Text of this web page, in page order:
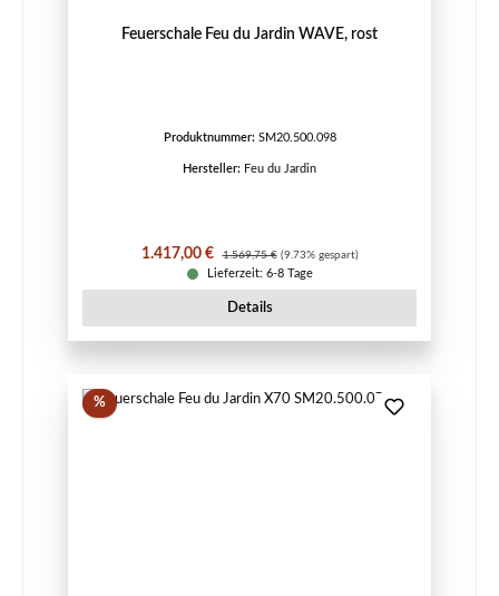
Feuerschale Feu du Jardin WAVE, rost
Produktnummer: SM20.500.098
Hersteller: Feu du Jardin
Verkaufspreis:
1.417,00 € Regulärer Preis:
1.569,75 € (9.73% gespart)
Lieferzeit: 6-8 Tage
Details
%Rabatt